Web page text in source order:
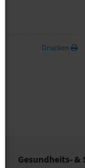
Drucken
Gesundheits-